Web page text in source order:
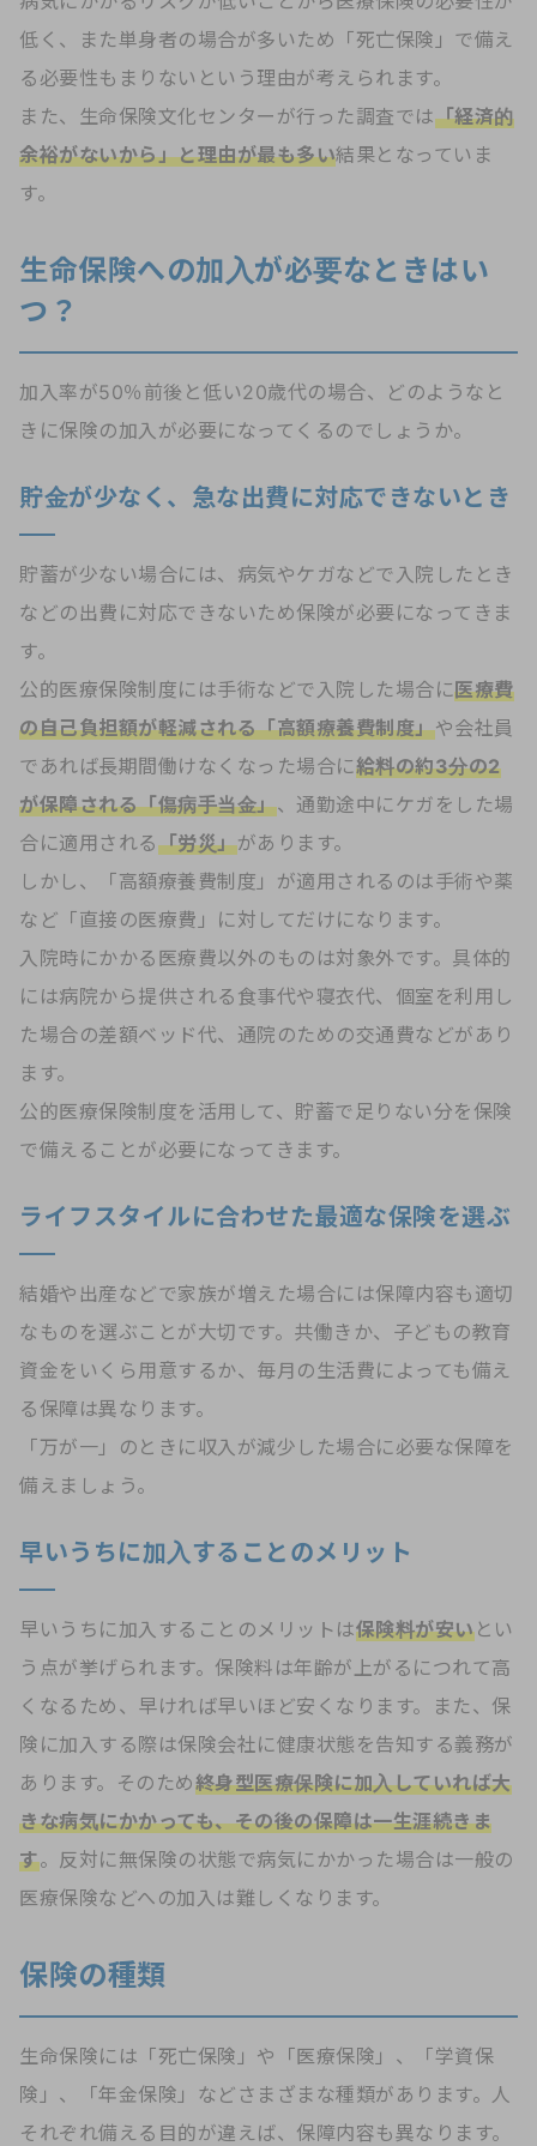
低く、また単身者の場合が多いため「死亡保険」で備え
る必要性もまりないという理由が考えられます。
また、生命保険文化センターが行った調査では「経済的
余裕がないから」と理由が最も多い結果となっていま
す。
生命保険への加入が必要なときはい
つ？
加入率が50％前後と低い20歳代の場合、どのようなと
きに保険の加入が必要になってくるのでしょうか。
貯金が少なく、急な出費に対応できないとき
貯蓄が少ない場合には、病気やケガなどで入院したとき
などの出費に対応できないため保険が必要になってきま
す。
公的医療保険制度には手術などで入院した場合に医療費
の自己負担額が軽減される「高額療養費制度」や会社員
であれば長期間働けなくなった場合に給料の約3分の2
が保障される「傷病手当金」、通勤途中にケガをした場
合に適用される「労災」があります。
しかし、「高額療養費制度」が適用されるのは手術や薬
など「直接の医療費」に対してだけになります。
入院時にかかる医療費以外のものは対象外です。具体的
には病院から提供される食事代や寝衣代、個室を利用し
た場合の差額ベッド代、通院のための交通費などがあり
ます。
公的医療保険制度を活用して、貯蓄で足りない分を保険
で備えることが必要になってきます。
ライフスタイルに合わせた最適な保険を選ぶ
結婚や出産などで家族が増えた場合には保障内容も適切
なものを選ぶことが大切です。共働きか、子どもの教育
資金をいくら用意するか、毎月の生活費によっても備え
る保障は異なります。
「万が一」のときに収入が減少した場合に必要な保障を
備えましょう。
早いうちに加入することのメリット
早いうちに加入することのメリットは保険料が安いとい
う点が挙げられます。保険料は年齢が上がるにつれて高
くなるため、早ければ早いほど安くなります。また、保
険に加入する際は保険会社に健康状態を告知する義務が
あります。そのため終身型医療保険に加入していれば大
きな病気にかかっても、その後の保障は一生涯続きま
す。反対に無保険の状態で病気にかかった場合は一般の
医療保険などへの加入は難しくなります。
保険の種類
生命保険には「死亡保険」や「医療保険」、「学資保
険」、「年金保険」などさまざまな種類があります。人
それぞれ備える目的が違えば、保障内容も異なります。